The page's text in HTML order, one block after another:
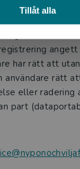
Tillåt alla
och
av
av
har rätt att
användare rätt
eller
part